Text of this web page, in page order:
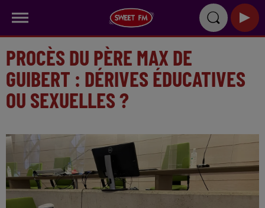
PROCÈS DU PÈRE MAX DE
GUIBERT : DÉRIVES ÉDUCATIVES
OU SEXUELLES ?